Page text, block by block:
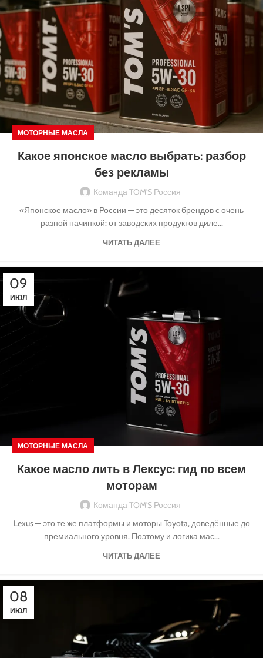
МОТОРНЫЕ МАСЛА
Какое японское масло выбрать: разбор
без рекламы
Команда TOM'S Россия
«Японское масло» в России — это десяток брендов с очень
разной начинкой: от заводских продуктов диле...
ЧИТАТЬ ДАЛЕЕ
09
ИЮЛ
МОТОРНЫЕ МАСЛА
Какое масло лить в Лексус: гид по всем
моторам
Команда TOM'S Россия
Lexus — это те же платформы и моторы Toyota, доведённые до
премиального уровня. Поэтому и логика мас...
ЧИТАТЬ ДАЛЕЕ
08
ИЮЛ